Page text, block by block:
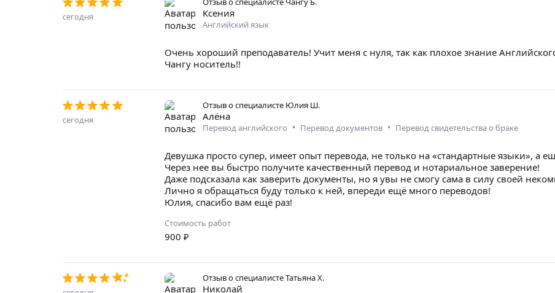
сегодня Ксения
Английский язык
Очень хороший преподаватель! Учит меня с нуля, так как плохое знание
Чангу носитель!!
сегодня
Отзыв о специалисте Юлия Ш.
Алёна
Перевод английского • Перевод документов • Перевод свидетельства о браке
Девушка просто супер, имеет опыт перевода, не только на «стандартные языки», а
Через нее вы быстро получите качественный перевод и нотариальное заверение!
Даже подсказала как заверить документы, но я увы не смогу сама в силу своей
Лично я обращаться буду только к ней, впереди ещё много переводов!
Юлия, спасибо вам ещё раз!
Стоимость работ
900 ₽
Отзыв о специалистеТатьяна Х.
Николай